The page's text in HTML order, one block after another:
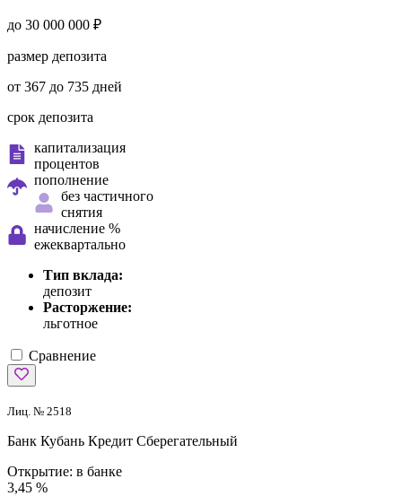
до 30 000 000 ₽
размер депозита
от 367 до 735 дней
срок депозита
капитализация
процентов
пополнение
без частичного
снятия
начисление %
ежеквартально
Тип вклада:
депозит
Расторжение:
льготное
Сравнение
Лиц. № 2518
Банк Кубань Кредит Сберегательный
Открытие: в банке
3,45 %